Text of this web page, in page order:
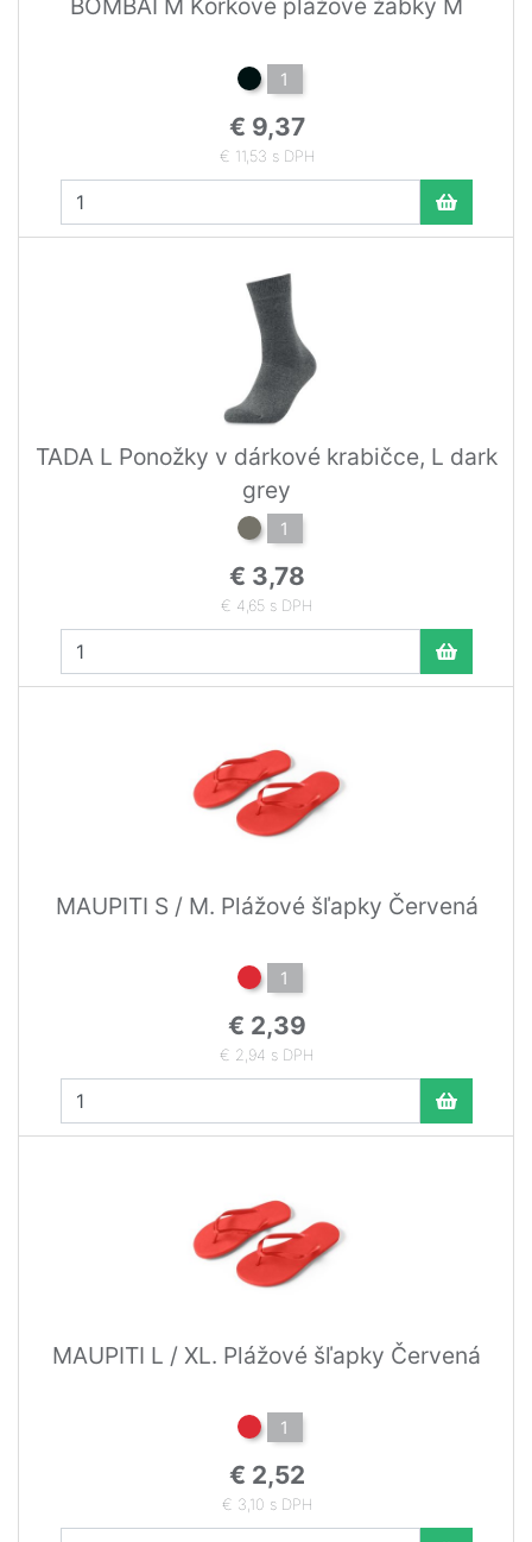
BOMBAI M Korkové plážové žabky M
1
€ 9,37
€ 11,53 s DPH
TADA L Ponožky v dárkové krabičce, L dark
grey
1
€ 3,78
€ 4,65 s DPH
MAUPITI S / M. Plážové šľapky Červená
1
€ 2,39
€ 2,94 s DPH
MAUPITI L / XL. Plážové šľapky Červená
1
€ 2,52
€ 3,10 s DPH